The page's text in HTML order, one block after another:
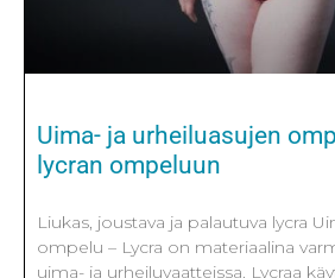
Uima- ja urheiluasujen
lycran ompeluun
Liukas, joustava ja palautuva lycra
ompelu – Lycra on materiaalina
uima- ja urheiluvaatteissa. Lycraa